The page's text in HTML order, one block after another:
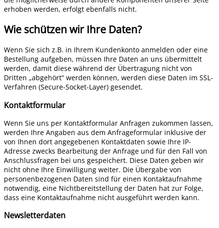
erhoben werden, erfolgt ebenfalls nicht.
Wie schützen wir Ihre Daten?
Wenn Sie sich z.B. in Ihrem Kundenkonto anmelden oder eine
Bestellung aufgeben, müssen Ihre Daten an uns übermittelt
werden, damit diese während der Übertragung nicht von
Dritten „abgehört“ werden können, werden diese Daten im SSL-
Verfahren (Secure-Socket-Layer) gesendet.
Kontaktformular
Wenn Sie uns per Kontaktformular Anfragen zukommen lassen,
werden Ihre Angaben aus dem Anfrageformular inklusive der
von Ihnen dort angegebenen Kontaktdaten sowie Ihre IP-
Adresse zwecks Bearbeitung der Anfrage und für den Fall von
Anschlussfragen bei uns gespeichert. Diese Daten geben wir
nicht ohne Ihre Einwilligung weiter. Die Übergabe von
personenbezogenen Daten sind für einen Kontaktaufnahme
notwendig, eine Nichtbereitstellung der Daten hat zur Folge,
dass eine Kontaktaufnahme nicht ausgeführt werden kann.
Newsletterdaten